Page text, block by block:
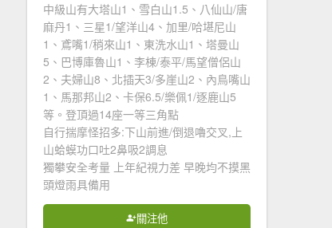
中級山有大塔山1、雪白山1.5、八仙山/唐
麻丹1、三星1/望洋山4、加里/哈堪尼山
1、鳶嘴1/稍來山1、東洗水山1、塔曼山
5、巴博庫魯山1、李棟/泰平/馬望僧侶山
2、夫婦山8、北插天3/多崖山2、內鳥嘴山
1、馬那邦山2、卡保6.5/樂佩1/逐鹿山5
等。登頂過14座一等三角點
自行揣摩怪招多:下山前進/倒退嚕交叉,上
山蛤蟆功口吐2鼻吸2調息
獨攀安全考量 上年紀視力差 早晚均不摸黑
頭燈雨具備用
關注他